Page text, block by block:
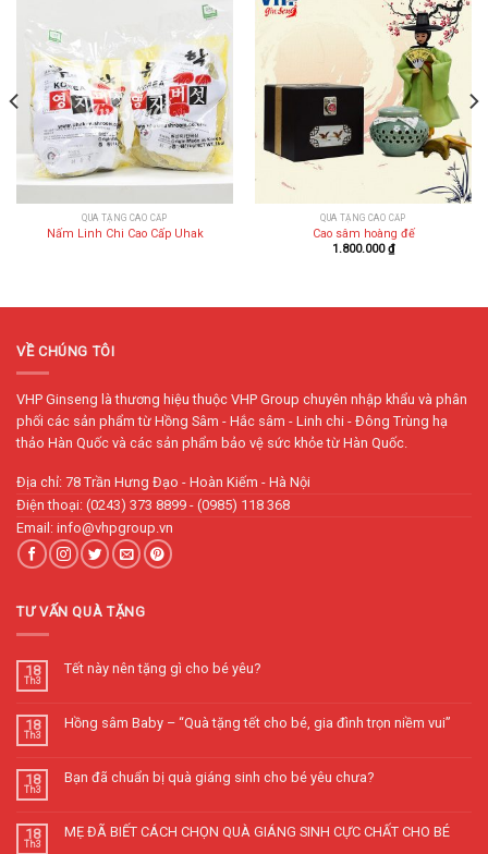
QUÀ TẶNG CAO CẤP
Nấm Linh Chi Cao Cấp Uhak
QUÀ TẶNG CAO CẤP
Cao sâm hoàng đế
1.800.000₫
VỀ CHÚNG TÔI
VHP Ginseng là thương hiệu thuộc VHP Group chuyên nhập khẩu và phân
phối các sản phẩm từ Hồng Sâm - Hắc sâm - Linh chi - Đông Trùng hạ
thảo Hàn Quốc và các sản phẩm bảo vệ sức khỏe từ Hàn Quốc.
Địa chỉ: 78 Trần Hưng Đạo - Hoàn Kiếm - Hà Nội
Điện thoại: (0243) 373 8899 - (0985) 118 368
Email: info@vhpgroup.vn
TƯ VẤN QUÀ TẶNG
18
Th3
Tết này nên tặng gì cho bé yêu?
18
Th3
Hồng sâm Baby – “Quà tặng tết cho bé, gia đình trọn niềm vui”
18
Th3
Bạn đã chuẩn bị quà giáng sinh cho bé yêu chưa?
18
Th3
MẸ ĐÃ BIẾT CÁCH CHỌN QUÀ GIÁNG SINH CỰC CHẤT CHO BÉ